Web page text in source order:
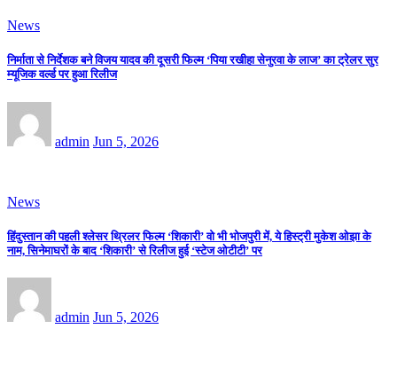
News
निर्माता से निर्देशक बने विजय यादव की दूसरी फिल्म ‘पिया रखीहा सेनुरवा के लाज’ का ट्रेलर सुर
म्यूजिक वर्ल्ड पर हुआ रिलीज
admin Jun 5, 2026
News
हिंदुस्तान की पहली श्लेसर थ्रिलर फिल्म ‘शिकारी’ वो भी भोजपुरी में, ये हिस्ट्री मुकेश ओझा के
नाम, सिनेमाघरों के बाद ‘शिकारी’ से रिलीज हुई ‘स्टेज ओटीटी’ पर
admin Jun 5, 2026